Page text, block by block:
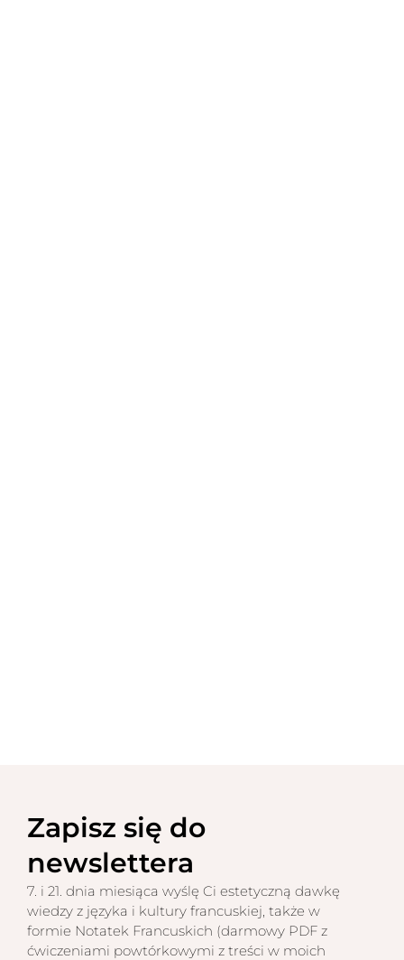
Zapisz się do
newslettera
7. i 21. dnia miesiąca wyślę Ci estetyczną dawkę
wiedzy z języka i kultury francuskiej, także w
formie Notatek Francuskich (darmowy PDF z
ćwiczeniami powtórkowymi z treści w moich